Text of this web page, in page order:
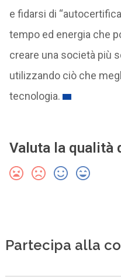
e fidarsi di
tempo ed energia che
creare una società più
utilizzando ciò che
tecnologia.
Valuta la qualità
Partecipa alla